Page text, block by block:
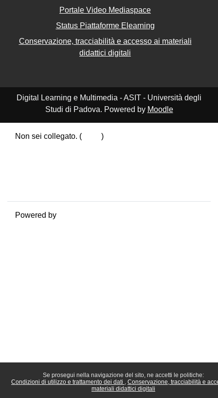
Se prosegui nella navigazione del sito, ne accetti le politiche:
Condizioni di utilizzo e trattamento dei dati
Conservazione, tracciabilità e
materiali didattici digitali
Portale Video Mediaspace
Status Piattaforme Elearning
Conservazione, tracciabilità e accesso ai materiali
didattici digitali
Digital Learning e Multimedia - ASIT - Università degli
Studi di Padova. Powered by Moodle
Non sei collegato. (
)
Powered by